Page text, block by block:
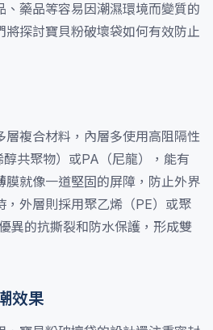
、藥品等容易因潮濕環境而變質的
將探討寶貝粉破壞袋如何有效防止
層複合材料，內層多使用高阻隔性
共聚物）或PA（尼龍），能有
膜就像一道堅固的屏障，防止外界
，外層則採用聚乙烯（PE）或聚
異的抗撕裂和防水保護，形成雙
效果